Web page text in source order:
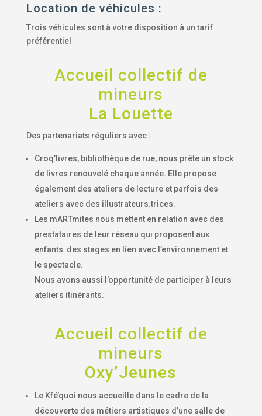
Location de véhicules :
Trois véhicules sont à votre disposition à un tarif
préférentiel
Accueil collectif de
mineurs
La Louette
Des partenariats réguliers avec :
Croq’livres, bibliothèque de rue, nous prête un stock
de livres renouvelé chaque année. Elle propose
également des ateliers de lecture et parfois des
ateliers avec des illustrateurs.trices.
Les mARTmites nous mettent en relation avec des
prestataires de leur réseau qui proposent aux
enfants des stages en lien avec l’environnement et
le spectacle.
Nous avons aussi l’opportunité de participer à leurs
ateliers itinérants.
Accueil collectif de
mineurs
Oxy’Jeunes
Le Kfé’quoi nous accueille dans le cadre de la
découverte des métiers artistiques d’une salle de